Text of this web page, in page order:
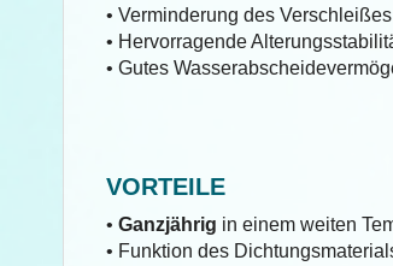
• Verminderung des Verschleißes
• Hervorragende
• Gutes
VORTEILE
• Ganzjährig in einem weiten
• Funktion des